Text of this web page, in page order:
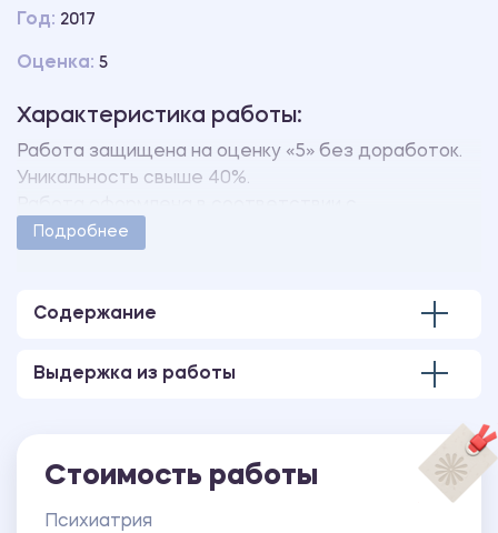
Год: 2017
Оценка: 5
Характеристика работы:
Работа защищена на оценку «5» без доработок.
Уникальность свыше 40%.
методическими указаниями учебного заведения.
Подробнее
Содержание
Выдержка из работы
Стоимость работы
Психиатрия